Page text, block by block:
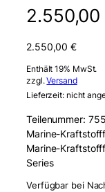
2.550,00
2.550,00€
Enthält 19% MwSt.
zzgl.Versand
Lieferzeit: nicht
Teilenummer:
Marine-
Marine-
Series
Verfügbar bei